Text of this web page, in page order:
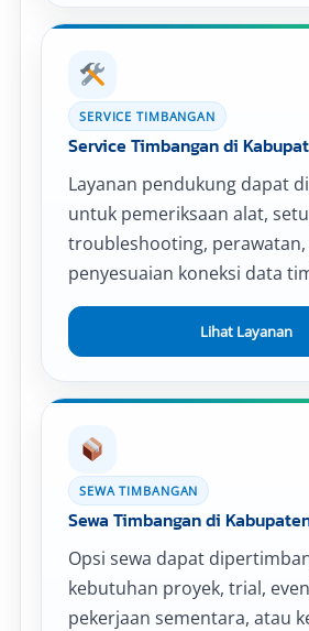
SERVICE TIMBANGAN
Service Timbangan di
Layanan pendukung dapat
untuk pemeriksaan alat,
troubleshooting, perawatan,
penyesuaian koneksi data
Lihat Layanan
SEWA TIMBANGAN
Sewa Timbangan di
Opsi sewa dapat
kebutuhan proyek, trial,
pekerjaan sementara, atau